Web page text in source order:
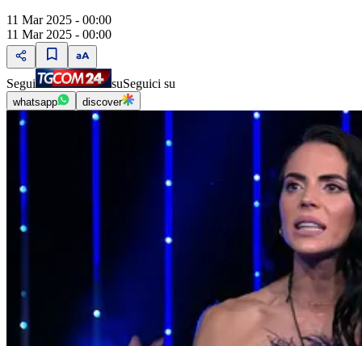
11 Mar 2025 - 00:00
11 Mar 2025 - 00:00
Segui suSeguici su
whatsapp discover